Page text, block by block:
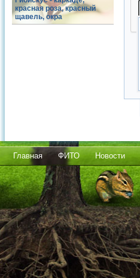
красная роза, красный
щавель, окра
Главная ФИТО Новости